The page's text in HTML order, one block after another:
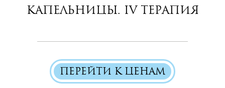
Капельницы. IV терапия
ПЕРЕЙТИ К ЦЕНАМ